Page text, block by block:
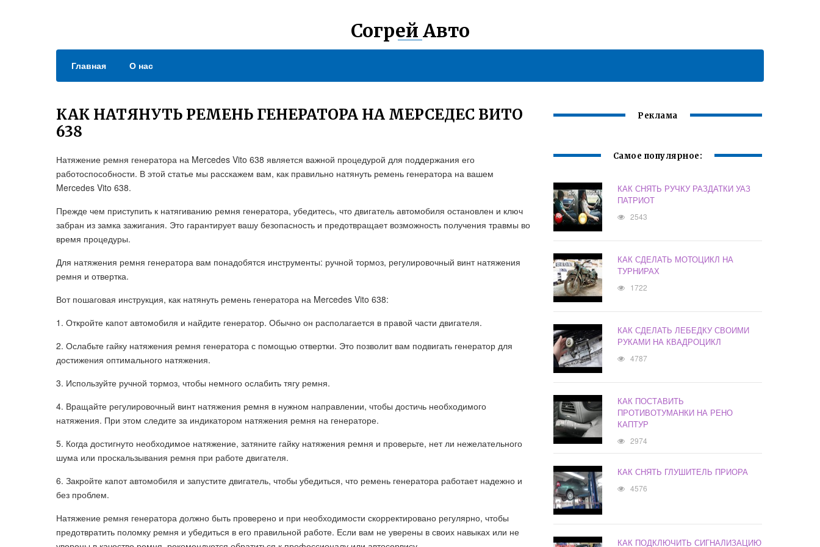
Согрей Авто
Главная О нас
КАК НАТЯНУТЬ РЕМЕНЬ ГЕНЕРАТОРА НА МЕРСЕДЕС ВИТО
638
Натяжение ремня генератора на Mercedes Vito 638 является важной процедурой для поддержания его
работоспособности. В этой статье мы расскажем вам, как правильно натянуть ремень генератора на вашем
Mercedes Vito 638.
Прежде чем приступить к натягиванию ремня генератора, убедитесь, что двигатель автомобиля остановлен и ключ
забран из замка зажигания. Это гарантирует вашу безопасность и предотвращает возможность получения травмы во
время процедуры.
Для натяжения ремня генератора вам понадобятся инструменты: ручной тормоз, регулировочный винт натяжения
ремня и отвертка.
Вот пошаговая инструкция, как натянуть ремень генератора на Mercedes Vito 638:
1. Откройте капот автомобиля и найдите генератор. Обычно он располагается в правой части двигателя.
2. Ослабьте гайку натяжения ремня генератора с помощью отвертки. Это позволит вам подвигать генератор для
достижения оптимального натяжения.
3. Используйте ручной тормоз, чтобы немного ослабить тягу ремня.
4. Вращайте регулировочный винт натяжения ремня в нужном направлении, чтобы достичь необходимого
натяжения. При этом следите за индикатором натяжения ремня на генераторе.
5. Когда достигнуто необходимое натяжение, затяните гайку натяжения ремня и проверьте, нет ли нежелательного
шума или проскальзывания ремня при работе двигателя.
6. Закройте капот автомобиля и запустите двигатель, чтобы убедиться, что ремень генератора работает надежно и
без проблем.
Натяжение ремня генератора должно быть проверено и при необходимости скорректировано регулярно, чтобы
предотвратить поломку ремня и убедиться в его правильной работе. Если вам не уверены в своих навыках или не
Реклама
Самое популярное:
КАК СНЯТЬ РУЧКУ РАЗДАТКИ УАЗ
ПАТРИОТ
2543
КАК СДЕЛАТЬ МОТОЦИКЛ НА
ТУРНИРАХ
1722
КАК СДЕЛАТЬ ЛЕБЕДКУ СВОИМИ
РУКАМИ НА КВАДРОЦИКЛ
4787
КАК ПОСТАВИТЬ
ПРОТИВОТУМАНКИ НА РЕНО
КАПТУР
2974
КАК СНЯТЬ ГЛУШИТЕЛЬ ПРИОРА
4576
КАК ПОДКЛЮЧИТЬ СИГНАЛИЗАЦИЮ